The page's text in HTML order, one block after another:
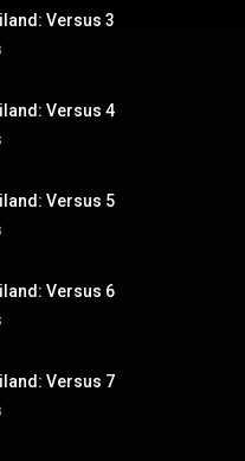
Versus 3
Versus 4
Versus 5
Versus 6
Versus 7